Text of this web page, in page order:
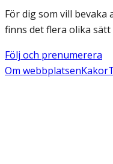
För dig som vill
finns det flera olika sätt
Följ och prenumerera
Om webbplatsenKakor